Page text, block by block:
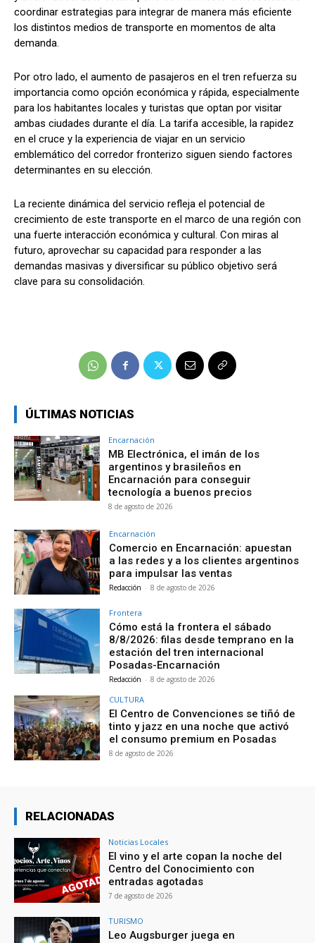
coordinar estrategias para integrar de manera más eficiente
los distintos medios de transporte en momentos de alta
demanda.
Por otro lado, el aumento de pasajeros en el tren refuerza su
importancia como opción económica y rápida, especialmente
para los habitantes locales y turistas que optan por visitar
ambas ciudades durante el día. La tarifa accesible, la rapidez
en el cruce y la experiencia de viajar en un servicio
emblemático del corredor fronterizo siguen siendo factores
determinantes en su elección.
La reciente dinámica del servicio refleja el potencial de
crecimiento de este transporte en el marco de una región con
una fuerte interacción económica y cultural. Con miras al
futuro, aprovechar su capacidad para responder a las
demandas masivas y diversificar su público objetivo será
clave para su consolidación.
ÚLTIMAS NOTICIAS
Encarnación
MB Electrónica, el imán de los
argentinos y brasileños en
Encarnación para conseguir
tecnología a buenos precios
8 de agosto de 2026
Encarnación
Comercio en Encarnación: apuestan
a las redes y a los clientes argentinos
para impulsar las ventas
Redacción - 8 de agosto de 2026
Frontera
Cómo está la frontera el sábado
8/8/2026: filas desde temprano en la
estación del tren internacional
Posadas-Encarnación
Redacción - 8 de agosto de 2026
CULTURA
El Centro de Convenciones se tiñó de
tinto y jazz en una noche que activó
el consumo premium en Posadas
8 de agosto de 2026
RELACIONADAS
Noticias Locales
El vino y el arte copan la noche del
Centro del Conocimiento con
entradas agotadas
7 de agosto de 2026
TURISMO
Leo Augsburger juega en